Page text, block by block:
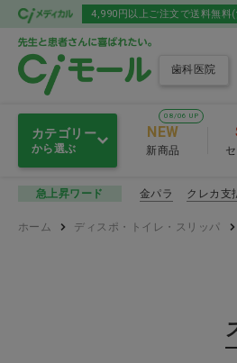
4,990円以上ご注文で送料無料
歯科医院
カテゴリー
から選ぶ
オーラルケア
グローブ・マスク・ゴーグル
08/06 UP
NEW
新商品
急上昇ワード 金パラ クレカ支
ホーム ディスポ・トイレ・スリッパ